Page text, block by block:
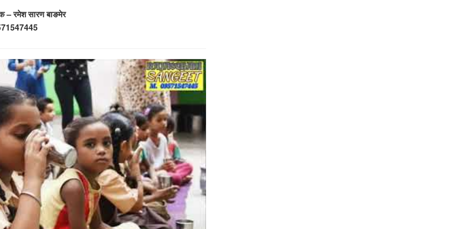
– रमेश सारण बाङमेर